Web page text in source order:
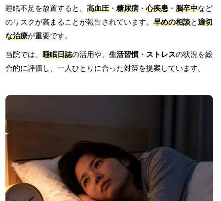
睡眠不足を放置すると、高血圧 ・糖尿病 ・心疾患 ・脳卒中など
のリスクが高まることが報告されています。早めの相談と適切
な治療が重要です。
当院では、睡眠日誌の活用や、生活習慣 ・ ストレスの状況を総
合的に評価し、一人ひとりに合った対策を提案しています。